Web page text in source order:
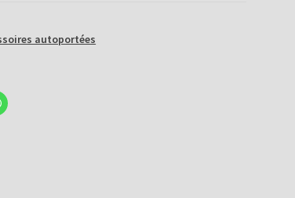
autoportées